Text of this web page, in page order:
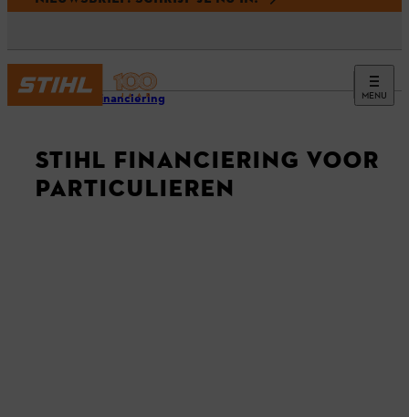
MENU
STIHL financiering
STIHL FINANCIERING VOOR
PARTICULIEREN